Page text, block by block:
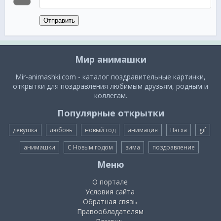
Отправить
Мир анимашки
Mir-animashki.com - каталог поздравительные картинки,
открытки для поздравления любимым друзьям, родным и
коллегам.
Популярные открытки
девушка любовь новый год анимация Пасха gif
анимашки С Новым годом зима поздравление
Меню
О портале
Условия сайта
Обратная связь
Правообладателям